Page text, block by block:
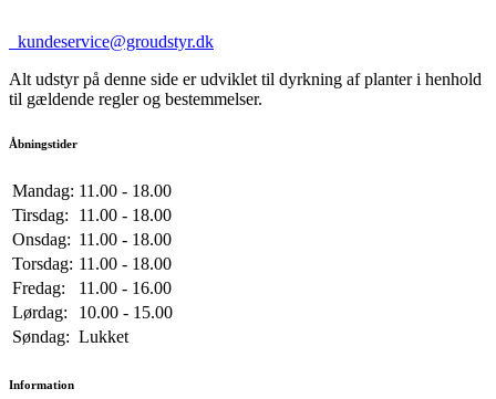
kundeservice@groudstyr.dk
Alt udstyr på denne side er udviklet til dyrkning af planter i henhold
til gældende regler og bestemmelser.
Åbningstider
Mandag: 11.00 - 18.00
Tirsdag:
11.00 - 18.00
Onsdag: 11.00 - 18.00
Torsdag: 11.00 - 18.00
Fredag:
11.00 - 16.00
Lørdag:
10.00 - 15.00
Søndag: Lukket
Information